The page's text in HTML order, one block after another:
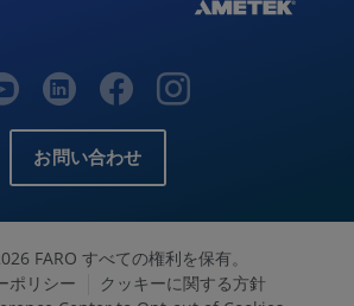
お問い合わせ
FARO すべての権利を保有。
ポリシー
クッキーに関する方針